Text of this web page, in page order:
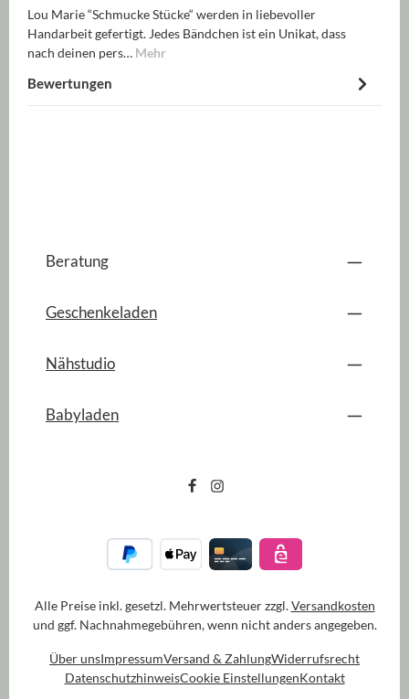
Lou Marie “Schmucke Stücke“ werden in liebevoller
Handarbeit gefertigt. Jedes Bändchen ist ein Unikat, dass
nach deinen pers… Mehr
Bewertungen
Beratung
Geschenkeladen
Nähstudio
Babyladen
Alle Preise inkl. gesetzl. Mehrwertsteuer zzgl.Versandkosten
und ggf. Nachnahmegebühren, wenn nicht anders angegeben.
Über unsImpressumVersand & ZahlungWiderrufsrecht
DatenschutzhinweisCookie EinstellungenKontakt